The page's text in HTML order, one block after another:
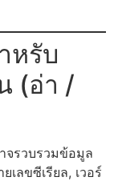
หรับ
(อ่า /
จรวบรวมข้อมูล
ลขซีเรียล, เวอร์